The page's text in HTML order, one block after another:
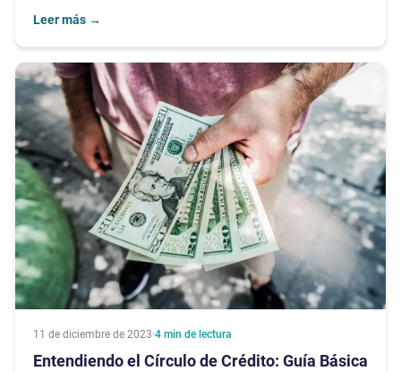
Leer más →
11 de diciembre de 2023·4 min de lectura
Entendiendo el Círculo de Crédito: Guía Básica